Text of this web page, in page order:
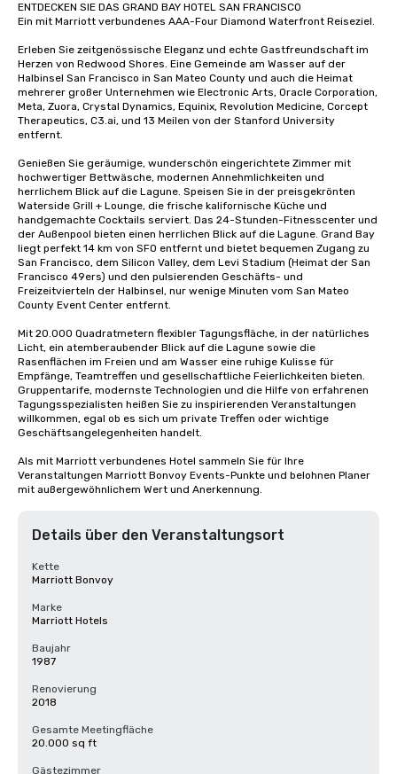
ENTDECKEN SIE DAS GRAND BAY HOTEL SAN FRANCISCO
Ein mit Marriott verbundenes AAA-Four Diamond Waterfront Reiseziel.
Erleben Sie zeitgenössische Eleganz und echte Gastfreundschaft im
Herzen von Redwood Shores. Eine Gemeinde am Wasser auf der
Halbinsel San Francisco in San Mateo County und auch die Heimat
mehrerer großer Unternehmen wie Electronic Arts, Oracle Corporation,
Meta, Zuora, Crystal Dynamics, Equinix, Revolution Medicine, Corcept
Therapeutics, C3.ai, und 13 Meilen von der Stanford University
entfernt.
Genießen Sie geräumige, wunderschön eingerichtete Zimmer mit
hochwertiger Bettwäsche, modernen Annehmlichkeiten und
herrlichem Blick auf die Lagune. Speisen Sie in der preisgekrönten
Waterside Grill + Lounge, die frische kalifornische Küche und
handgemachte Cocktails serviert. Das 24-Stunden-Fitnesscenter und
der Außenpool bieten einen herrlichen Blick auf die Lagune. Grand Bay
liegt perfekt 14 km von SFO entfernt und bietet bequemen Zugang zu
San Francisco, dem Silicon Valley, dem Levi Stadium (Heimat der San
Francisco 49ers) und den pulsierenden Geschäfts- und
Freizeitvierteln der Halbinsel, nur wenige Minuten vom San Mateo
County Event Center entfernt.
Mit 20.000 Quadratmetern flexibler Tagungsfläche, in der natürliches
Licht, ein atemberaubender Blick auf die Lagune sowie die
Rasenflächen im Freien und am Wasser eine ruhige Kulisse für
Empfänge, Teamtreffen und gesellschaftliche Feierlichkeiten bieten.
Gruppentarife, modernste Technologien und die Hilfe von erfahrenen
Tagungsspezialisten heißen Sie zu inspirierenden Veranstaltungen
willkommen, egal ob es sich um private Treffen oder wichtige
Geschäftsangelegenheiten handelt.
Als mit Marriott verbundenes Hotel sammeln Sie für Ihre
Veranstaltungen Marriott Bonvoy Events-Punkte und belohnen Planer
mit außergewöhnlichem Wert und Anerkennung.
Details über den Veranstaltungsort
Kette
Marriott Bonvoy
Marke
Marriott Hotels
Baujahr
1987
Renovierung
2018
Gesamte Meetingfläche
20.000 sq ft
Gästezimmer